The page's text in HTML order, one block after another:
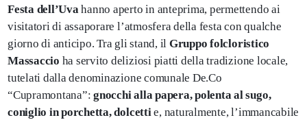
Festa dell’Uvahanno aperto in anteprima, permettendo ai
visitatori di assaporare l’atmosfera della festa con qualche
giorno di anticipo. Tra gli stand, il Gruppo folcloristico
Massaccio ha servito deliziosi piatti della tradizione locale,
tutelati dalla denominazione comunale De.Co
“Cupramontana”:gnocchi alla papera, polenta al sugo,
coniglio in porchetta, dolcettie, naturalmente, l’immancabile